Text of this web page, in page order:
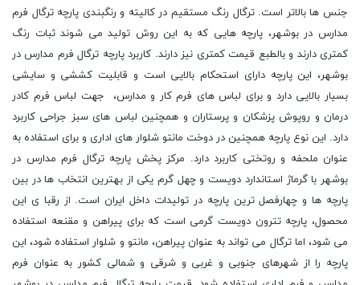
جنس ها بالاتر است. ترگال رنگ مستقیم در کالیته و رنگبندی پارچه ترگال فرم
مدارس در بوشهر، پارچه هایی که به این روش تولید می شوند ثبات رنگ
کمتری دارند و بالطبع قیمت کمتری نیز دارند. کاربرد پارچه ترگال فرم مدارس در
بوشهر، این پارچه دارای استحکام بالایی است و قابلیت کششی و سایشی
بسیار بالایی دارد و برای لباس های فرم کار و مدارس، جهت لباس فرم کادر
درمان و روپوش پزشکان و پرستاران و همچنین لباس های سبز جراحی کاربرد
دارد. این نوع پارچه همچنین در دوخت مانتو شلوار های اداری و برای استفاده به
عنوان ملحفه و روتختی کاربرد دارد. مرکز پخش پارچه ترگال فرم مدارس در
بوشهر با گرماژ استاندارد دویست و چهل گرم یکی از بهترین انتخاب ها در بین
پارچه ها و چهارفصل ترین پارچه در تولیدات داخل ایران است. از رقبا ی این
محصول، پارچه تترون دویست گرمی است که برای پیراهن و مقنعه استفاده
می شود، اما ترگال می تواند به عنوان پیراهن، مانتو و شلوار استفاده شود، این
پارچه را از شهرهای جنوبی و غربی و شرقی و شمالی کشور به عنوان فرم